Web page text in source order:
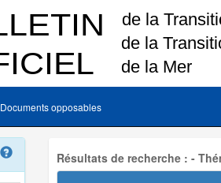
Documents opposables
Résultats de recherche : -